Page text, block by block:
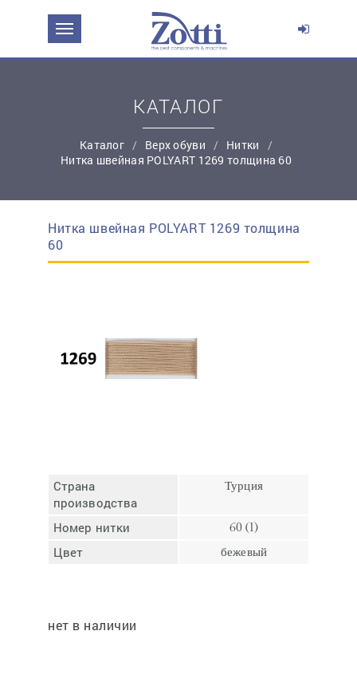
простую регистрацию
КАТАЛОГ
Каталог Верх обуви
Нитки
Нитка швейная POLYART 1269 толщина 60
Нитка швейная POLYART 1269 толщина
60
Страна
производства
Турция
Номер нитки 60 (1)
Цвет бежевый
нет в наличии
ЗАДАТЬ ВОПРОС О ПРОДУКТЕ
Эл. почта:*
Контактный телефон:*
Ваш вопрос: